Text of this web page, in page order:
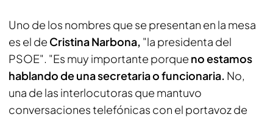
Uno de los nombres que se presentan en la mesa
es el de Cristina Narbona, "la presidenta del
PSOE". "Es muy importante porque no estamos
hablando de una secretaria o funcionaria. No,
una de las interlocutoras que mantuvo
conversaciones telefónicas con el portavoz de